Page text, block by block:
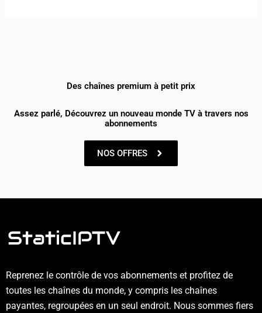
Des chaînes premium à petit prix
Assez parlé, Découvrez un nouveau monde TV à travers nos
abonnements
NOS OFFRES
Reprenez le contrôle de vos abonnements et profitez de
toutes les chaînes du monde, y compris les chaînes
payantes, regroupées en un seul endroit. Nous sommes fiers